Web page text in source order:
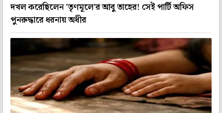
দখল করেছিলেন 'তৃণমূলে'র আবু তাহের! সেই পার্টি অফিস
পুনরুদ্ধারে ধরনায় অধীর